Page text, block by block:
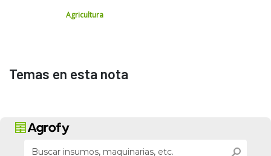
Agricultura
Temas en esta nota